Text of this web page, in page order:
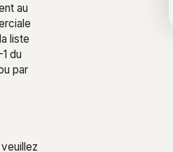
au
liste
du
par